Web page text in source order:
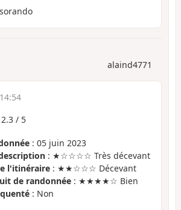
alaind4771
2.3 / 5
: 05 juin 2023
: ★☆☆☆☆ Très décevant
l'itinéraire : ★★☆☆☆ Décevant
de randonnée : ★★★★☆ Bien
: Non